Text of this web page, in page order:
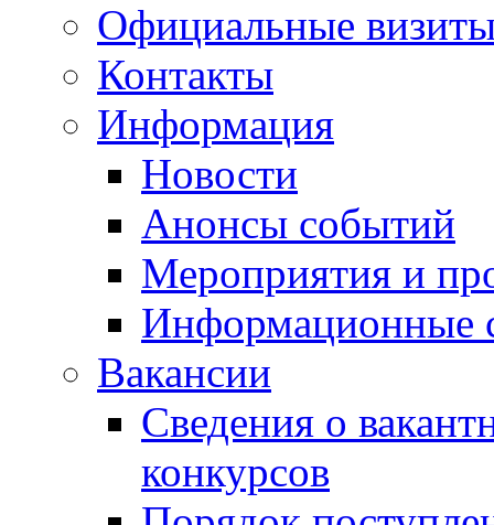
Официальные
Контакты
Информация
Новости
Анонсы событий
Мероприятия и
Информационные
Вакансии
Сведения о
конкурсов